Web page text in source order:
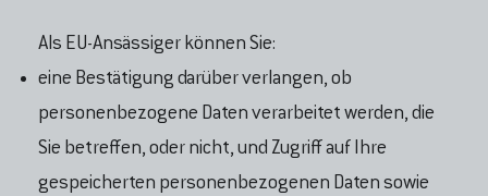
Als EU-Ansässiger können Sie:
eine Bestätigung darüber verlangen, ob
personenbezogene Daten verarbeitet werden, die
Sie betreffen, oder nicht, und Zugriff auf Ihre
gespeicherten personenbezogenen Daten sowie